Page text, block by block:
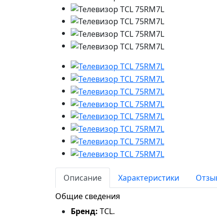
Описание Характеристики
Общие сведения
Бренд: TCL.